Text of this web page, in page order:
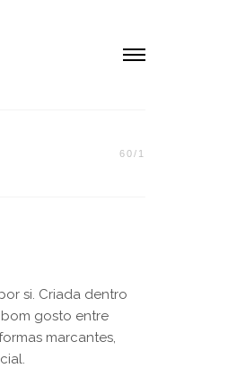
60/ 1
si. Criada dentro
gosto entre
marcantes,